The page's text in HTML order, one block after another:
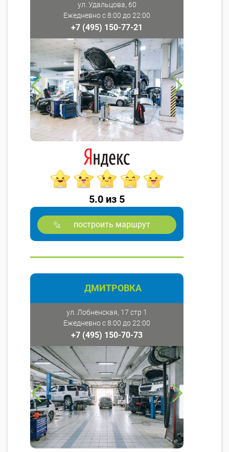
ул. Удальцова, 60
Ежедневно с 8:00 до 22:00
+7 (495) 150-77-21
5.0 из 5
построить маршрут
ДМИТРОВКА
ул. Лобненская, 17 стр 1
Ежедневно с 8:00 до 22:00
+7 (495) 150-70-73